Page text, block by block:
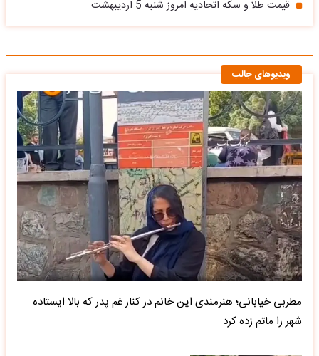
قیمت طلا و سکه اتحادیه امروز شنبه 5 اردیبهشت
ویدیوهای جالب
مطربی خیابانی؛ هنرمندی این خانم در کنار غم پدر که بالا ایستاده
شهر را ماتم زده کرد